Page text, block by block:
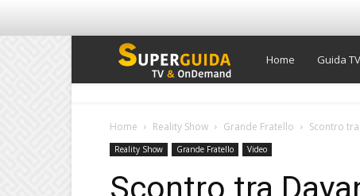
Super
TV
Home Guida TV
Home Reality Show Grande Fratello Scontro
Reality Show Grande Fratello Video
Scontro tra